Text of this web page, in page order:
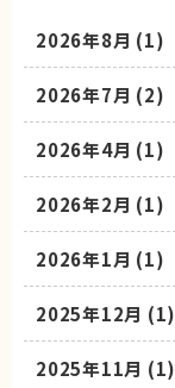
2026年8月 (1)
2026年7月 (2)
2026年4月 (1)
2026年2月 (1)
2026年1月 (1)
2025年12月 (1)
2025年11月 (1)